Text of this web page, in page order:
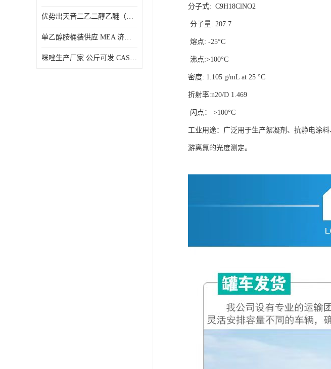
优势出天音二乙二醇乙醚（DPE）山东仓库发现货
单乙醇胺桶装供应 MEA 济南仓库发货 厂家
咪唑生产厂家 公斤可发 CAS:288-32-4
分子式: C9H18ClNO2
分子量: 207.7
熔点: -25°C
沸点:>100°C
密度: 1.105 g/mL at 25 °C
折射率:n20/D 1.469
闪点： >100°C
工业用途：广泛用于生产絮凝剂、抗静电涂
游离氯的光度测定。